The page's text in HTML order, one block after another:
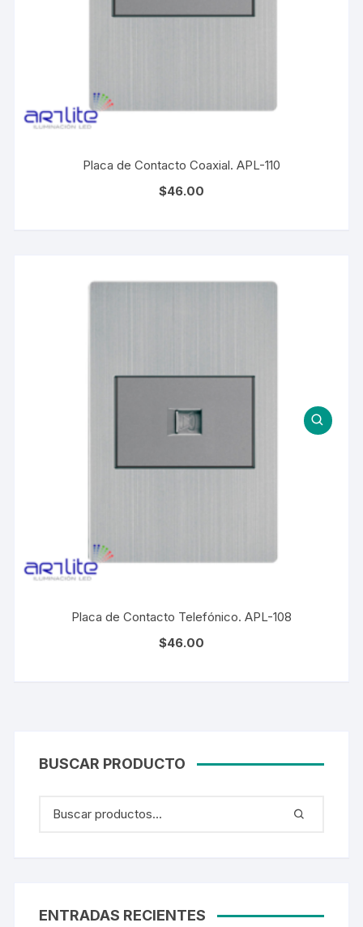
Placa de Contacto Coaxial. APL-110
$46.00
Placa de Contacto Telefónico. APL-108
$46.00
BUSCAR PRODUCTO
ENTRADAS RECIENTES